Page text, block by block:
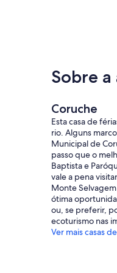
Sobre
Coruche
Esta casa de
rio. Alguns
Municipal de
passo que o
Baptista e
vale a pena
Monte
ótima
ou, se preferir,
ecoturismo nas
Ver mais casas